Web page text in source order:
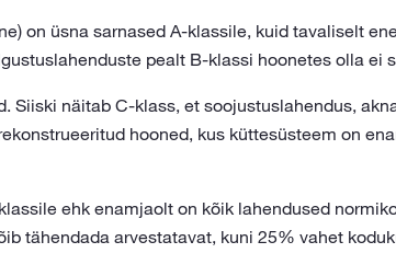
on üsna sarnased A-klassile, kuid tavaliselt
pealt B-klassi hoonetes olla ei
Siiski näitab C-klass, et soojustuslahendus,
hooned, kus küttesüsteem on
ehk enamjaolt on kõik lahendused
tähendada arvestatavat, kuni 25% vahet